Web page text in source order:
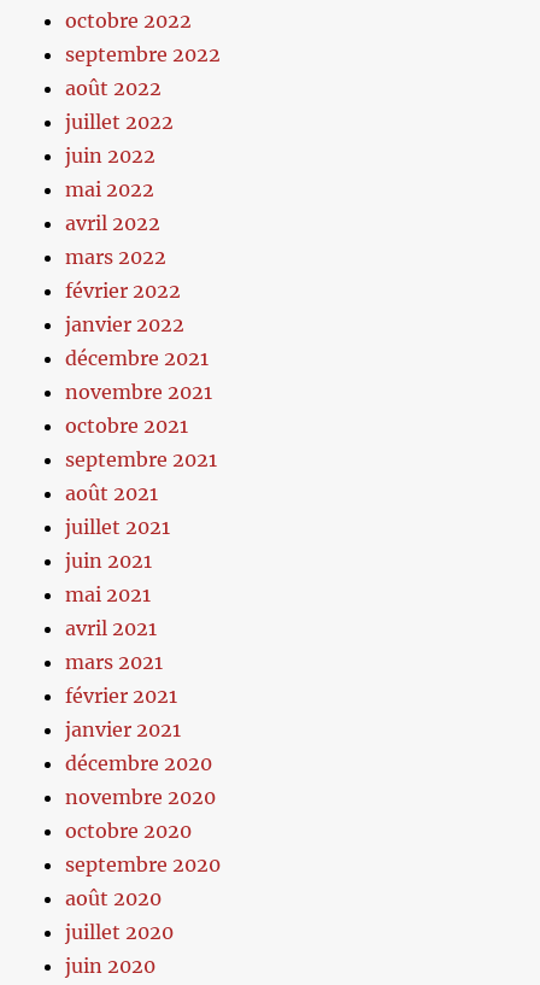
octobre 2022
septembre 2022
août 2022
juillet 2022
juin 2022
mai 2022
avril 2022
mars 2022
février 2022
janvier 2022
décembre 2021
novembre 2021
octobre 2021
septembre 2021
août 2021
juillet 2021
juin 2021
mai 2021
avril 2021
mars 2021
février 2021
janvier 2021
décembre 2020
novembre 2020
octobre 2020
septembre 2020
août 2020
juillet 2020
juin 2020